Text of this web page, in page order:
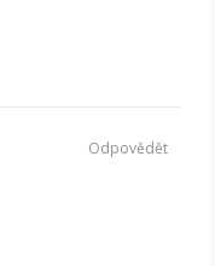
Odpovědět